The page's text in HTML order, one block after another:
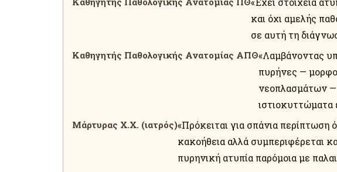
και όχι αμελής
σε αυτή τη
Καθηγητής Παθολογικής Ανατομίας ΑΠΘ«Λαμβάνοντας
πυρήνες —
νεοπλασμάτων —
ιστιοκυττώματα
Μάρτυρας Χ.Χ. (ιατρός)«Πρόκειται για σπάνια
κακοήθεια αλλά συμπεριφέρεται
πυρηνική ατυπία παρόμοια με